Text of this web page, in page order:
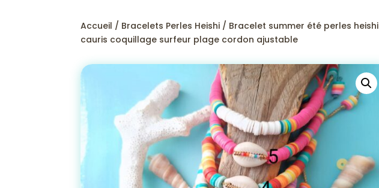
Accueil / Bracelets Perles Heishi / Bracelet summer été perles heishi
cauris coquillage surfeur plage cordon ajustable